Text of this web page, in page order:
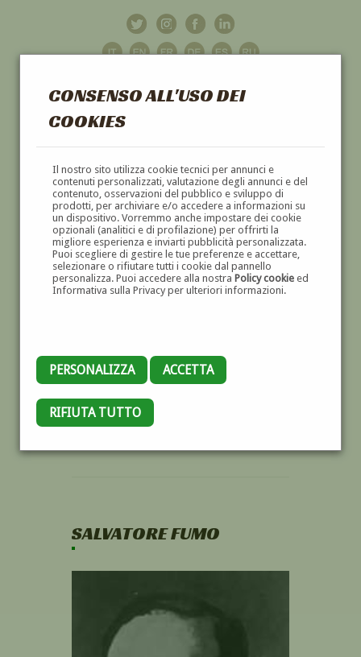
CONSENSO ALL'USO DEI
COOKIES
Il nostro sito utilizza cookie tecnici per annunci e
contenuti personalizzati, valutazione degli annunci e del
contenuto, osservazioni del pubblico e sviluppo di
prodotti, per archiviare e/o accedere a informazioni su
un dispositivo. Vorremmo anche impostare dei cookie
opzionali (analitici e di profilazione) per offrirti la
migliore esperienza e inviarti pubblicità personalizzata.
Puoi scegliere di gestire le tue preferenze e accettare,
selezionare o rifiutare tutti i cookie dal pannello
personalizza. Puoi accedere alla nostra Policy cookieed
Informativa sulla Privacy per ulteriori informazioni.
PERSONALIZZA ACCETTA
RIFIUTA TUTTO
GALLERIAD'ARTE
DIPINTI E SCULTURE '800 E '900
SALVATORE FUMO